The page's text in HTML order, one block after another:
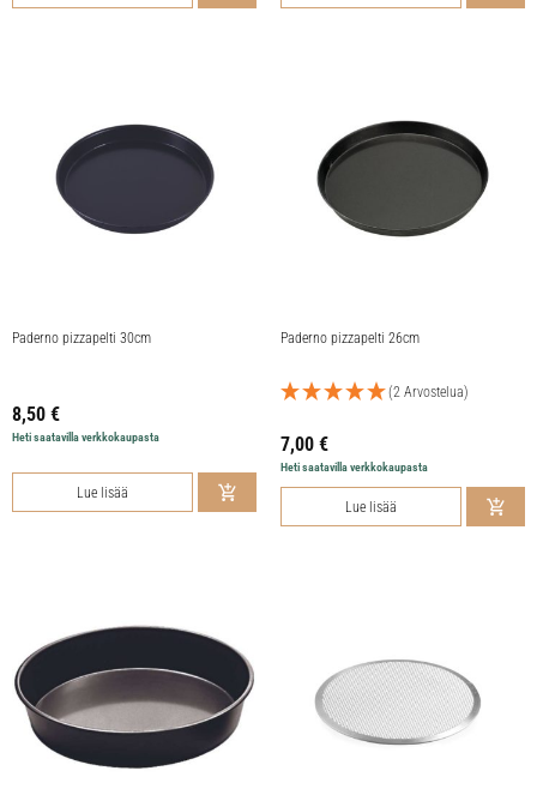
Paderno pizzapelti 30cm
8,50 €
Heti saatavilla verkkokaupasta
Lue lisää
Paderno pizzapelti 26cm
(2 Arvostelua)
7,00 €
Heti saatavilla verkkokaupasta
Lue lisää